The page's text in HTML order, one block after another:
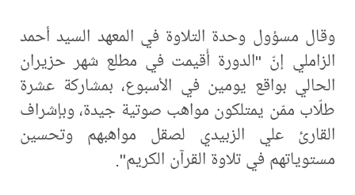
وقال مسؤول وحدة التلاوة في المعهد السيد أحمد
الزاملي إنّ "الدورة أُقيمت في مطلع شهر حزيران
الحالي بواقع يومين في الأسبوع، بمشاركة عشرة
طلّاب ممّن يمتلكون مواهب صوتية جيدة، وبإشراف
القارئ علي الزبيدي لصقل مواهبهم وتحسين
مستوياتهم في تلاوة القرآن الكريم".